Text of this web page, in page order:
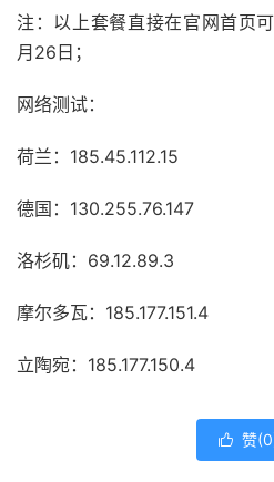
注：以上套餐直接在官网首页
月26日；
网络测试：
荷兰：185.45.112.15
德国：130.255.76.147
洛杉矶：69.12.89.3
摩尔多瓦：185.177.151.4
立陶宛：185.177.150.4
 赞(0